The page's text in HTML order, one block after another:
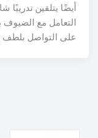
أيضًا يتلقين تدريبًا
التعامل مع الضيوف
على التواصل بلطف